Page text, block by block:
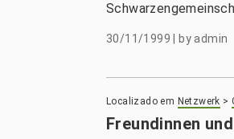
30/11/1999 byadmin
Localizado em Netzwerk >
Freundinnen